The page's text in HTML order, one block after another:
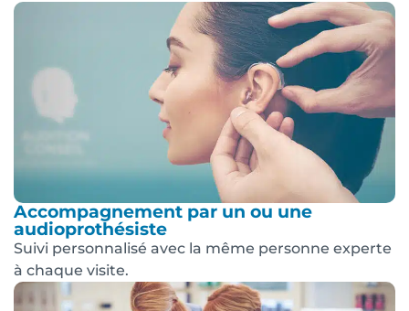
Accompagnement par un ou une
audioprothésiste
Suivi personnalisé avec la même personne experte
à chaque visite.